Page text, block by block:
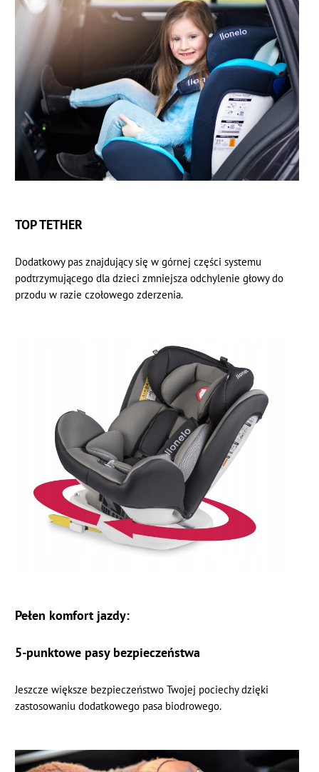
TOP TETHER
Dodatkowy pas znajdujący się w górnej części systemu
podtrzymującego dla dzieci zmniejsza odchylenie głowy do
przodu w razie czołowego zderzenia.
Pełen komfort jazdy:
5-punktowe pasy bezpieczeństwa
Jeszcze większe bezpieczeństwo Twojej pociechy dzięki
zastosowaniu dodatkowego pasa biodrowego.